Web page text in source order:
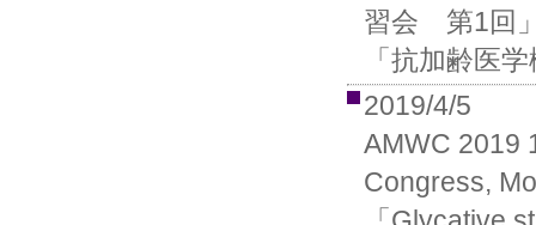
習会 第1回
「抗加齢医
2019/4/5
AMWC 2019
Congress,